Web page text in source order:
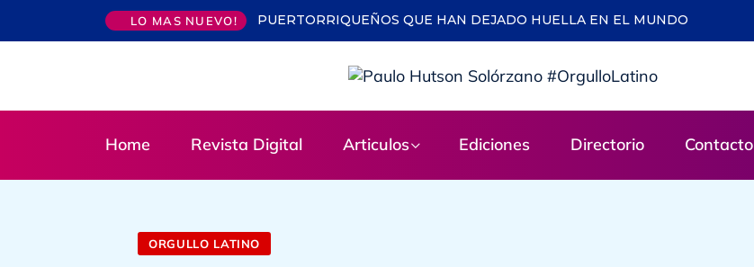
LO MAS NUEVO! PUERTORRIQUEÑOS QUE HAN DEJADO HUELLA EN EL MUNDO
Home Revista Digital Articulos Ediciones Directorio Contacto
ORGULLO LATINO